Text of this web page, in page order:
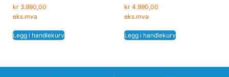
kr 3.990,00
eks.mva
Legg i handlekurv
kr4.990,00
eks.mva
Legg i handlekurv